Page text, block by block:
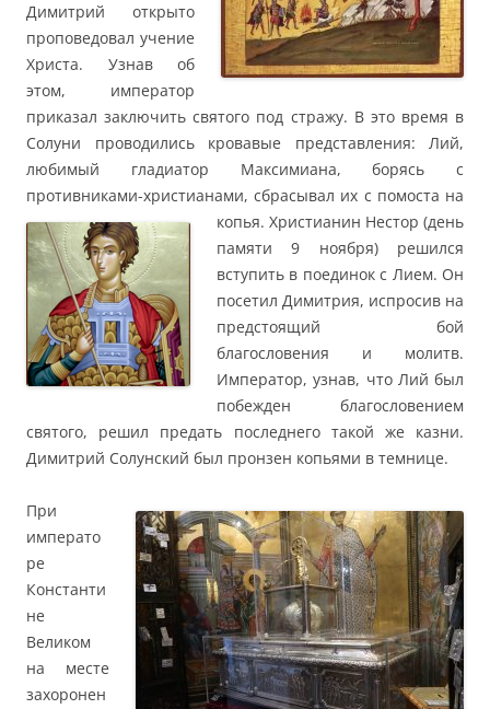
Димитрий открыто
проповедовал учение
Христа. Узнав об
этом, император
приказал заключить святого под стражу. В это время в
Солуни проводились кровавые представления: Лий,
любимый гладиатор Максимиана, борясь с
противниками-христианами, сбрасывал их с помоста на
копья. Христианин Нестор (день
памяти 9 ноября) решился
вступить в поединок с Лием. Он
посетил Димитрия, испросив на
предстоящий бой
благословения и молитв.
Император, узнав, что Лий был
побежден благословением
святого, решил предать последнего такой же казни.
Димитрий Солунский был пронзен копьями в темнице.
При
императо
ре
Константи
не
Великом
на месте
захоронен